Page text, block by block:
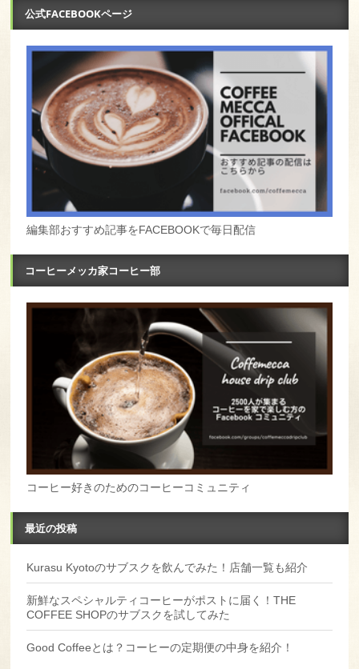
公式FACEBOOKページ
編集部おすすめ記事をFACEBOOKで毎日配信
コーヒーメッカ家コーヒー部
コーヒー好きのためのコーヒーコミュニティ
最近の投稿
Kurasu Kyotoのサブスクを飲んでみた！店舗一覧も紹介
新鮮なスペシャルティコーヒーがポストに届く！THE
COFFEE SHOPのサブスクを試してみた
Good Coffeeとは？コーヒーの定期便の中身を紹介！